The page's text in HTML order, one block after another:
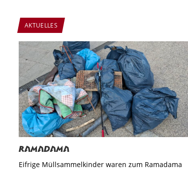
AKTUELLES
Ramadama
Eifrige Müllsammelkinder waren zum Ramadama